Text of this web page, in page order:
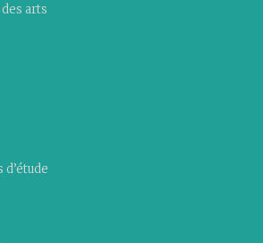
arts